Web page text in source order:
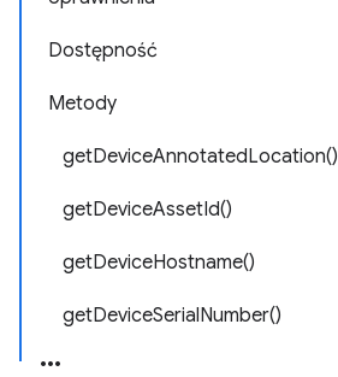
Dostępność
Metody
getDeviceAnnotatedLocation()
getDeviceAssetId()
getDeviceHostname()
getDeviceSerialNumber()